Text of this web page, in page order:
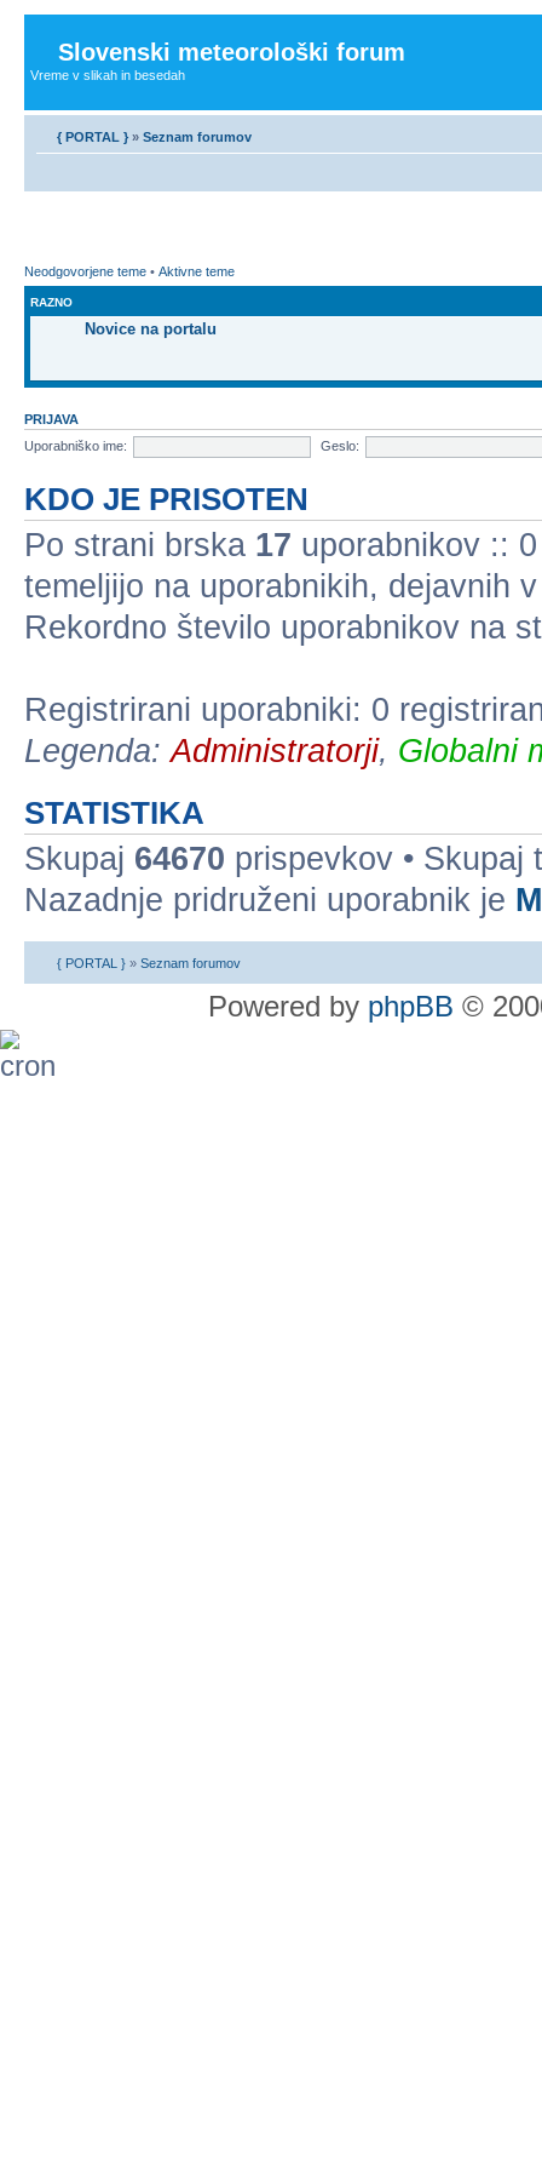
Slovenski meteorološki forum
Vreme v slikah in besedah
{ PORTAL } » Seznam forumov
Neodgovorjene teme • Aktivne teme
RAZNO
Novice na portalu
PRIJAVA
Uporabniško ime:
Geslo:
KDO JE PRISOTEN
Po strani brska 17 uporabnikov ::
temeljijo na uporabnikih, dejavnih
Rekordno število uporabnikov na
Registrirani uporabniki: 0
Legenda:Administratorji, Globalni
STATISTIKA
Skupaj 64670 prispevkov • Skupaj
Nazadnje pridruženi uporabnik je
{ PORTAL } » Seznam forumov
Powered by phpBB ©